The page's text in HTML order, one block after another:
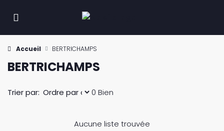
Accueil BERTRICHAMPS
BERTRICHAMPS
0 Bien
Trier par:
Aucune liste trouvée